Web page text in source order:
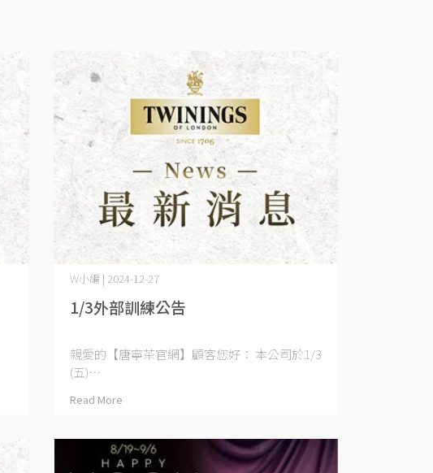
1/3外部訓練公告
W小編 | 2024-12-27
親愛的【唐寧茶官網】顧客您好： 本公司於1/3
(五)⋯
Read More